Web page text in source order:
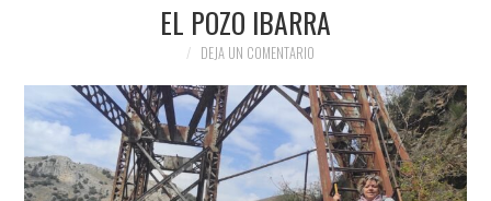
#ARVI
AMIGOS
EL POZO IBARRA
DEJA UN COMENTARIO